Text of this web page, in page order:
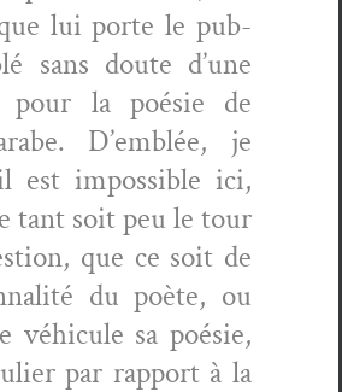
lui porte le pub­
sans doute d’une
pour la poésie de
D’emblée, je
est impos­si­ble ici,
tant soit peu le tour
que ce soit de
du poète, ou
véhicule sa poésie,
par rap­port à la